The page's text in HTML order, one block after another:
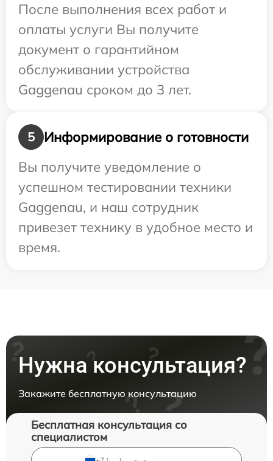
После выполнения всех работ и
оплаты услуги Вы получите
документ о гарантийном
обслуживании устройства
Gaggenau сроком до 3 лет.
5
Информирование о готовности
Вы получите уведомление о
успешном тестировании техники
Gaggenau, и наш сотрудник
привезет технику в удобное место и
время.
Нужна консультация?
Закажите бесплатную консультацию
Бесплатная консультация со
специалистом